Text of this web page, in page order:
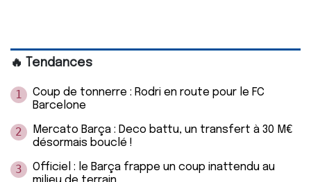
🔥 Tendances
1
Coup de tonnerre : Rodri en route pour le FC
Barcelone
2
Mercato Barça : Deco battu, un transfert à 30 M€
désormais bouclé !
3
Officiel : le Barça frappe un coup inattendu au